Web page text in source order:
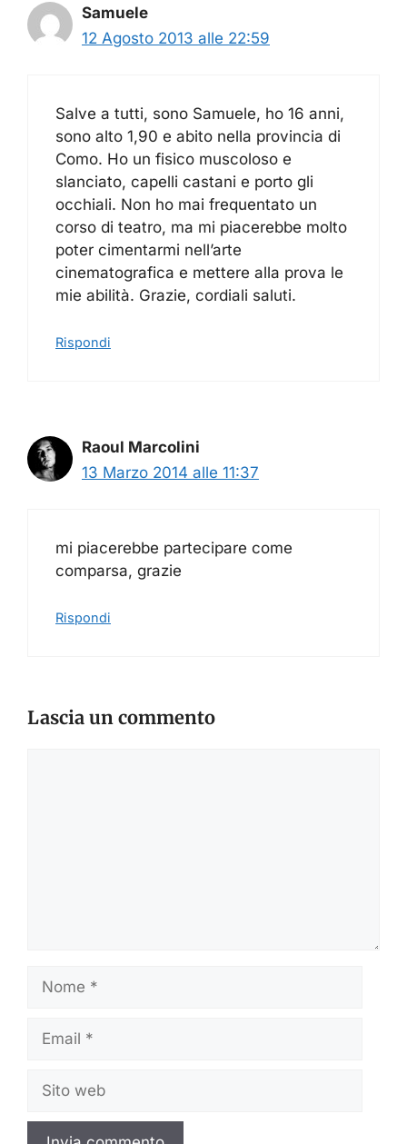
Samuele
12 Agosto 2013 alle 22:59
Salve a tutti, sono Samuele, ho 16 anni,
sono alto 1,90 e abito nella provincia di
Como. Ho un fisico muscoloso e
slanciato, capelli castani e porto gli
occhiali. Non ho mai frequentato un
corso di teatro, ma mi piacerebbe molto
poter cimentarmi nell’arte
cinematografica e mettere alla prova le
mie abilità. Grazie, cordiali saluti.
Rispondi
Raoul Marcolini
13 Marzo 2014 alle 11:37
mi piacerebbe partecipare come
comparsa, grazie
Rispondi
Lascia un commento
Nome
Email
Sito
web